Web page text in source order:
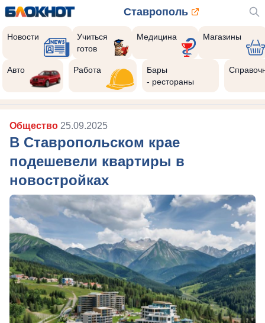
Ставрополь
Новости
Учиться
готов
Медицина Магазины
Авто Работа
Бары
- рестораны
Общество 25.09.2025
В Ставропольском крае
подешевели квартиры в
новостройках